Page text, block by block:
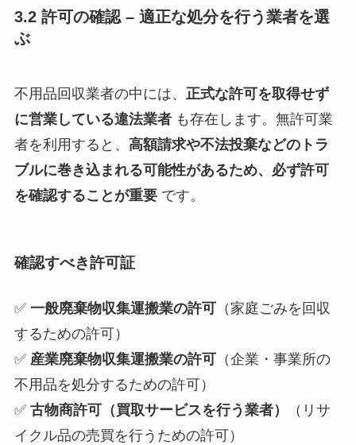
3.2 許可の確認 – 適正な処分を行う業者を選
ぶ
不用品回収業者の中には、 正式な許可を取得せず
に営業している違法業者も存在します。無許可業
者を利用すると、 高額請求や不法投棄などのトラ
ブルに巻き込まれる可能性があるため、必ず許可
を確認することが重要です。
確認すべき許可証
✅ 一般廃棄物収集運搬業の許可（家庭ごみを回収
するための許可）
✅ 産業廃棄物収集運搬業の許可（企業・事業所の
不用品を処分するための許可）
✅ 古物商許可（買取サービスを行う業者）
（リサ
イクル品の売買を行うための許可）